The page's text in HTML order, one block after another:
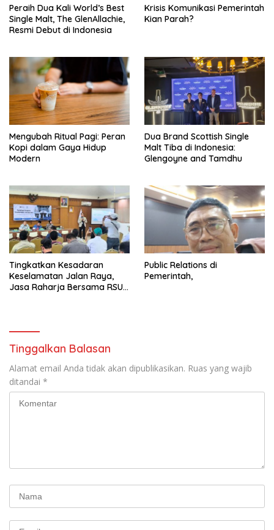
Peraih Dua Kali World’s Best
Single Malt, The GlenAllachie,
Resmi Debut di Indonesia
Krisis Komunikasi Pemerintah
Kian Parah?
Mengubah Ritual Pagi: Peran
Kopi dalam Gaya Hidup
Modern
Dua Brand Scottish Single
Malt Tiba di Indonesia:
Glengoyne and Tamdhu
Tingkatkan Kesadaran
Keselamatan Jalan Raya,
Jasa Raharja Bersama RSU
Public Relations di
Pemerintah,
Tinggalkan Balasan
Alamat email Anda tidak akan dipublikasikan. Ruas yang wajib
ditandai *